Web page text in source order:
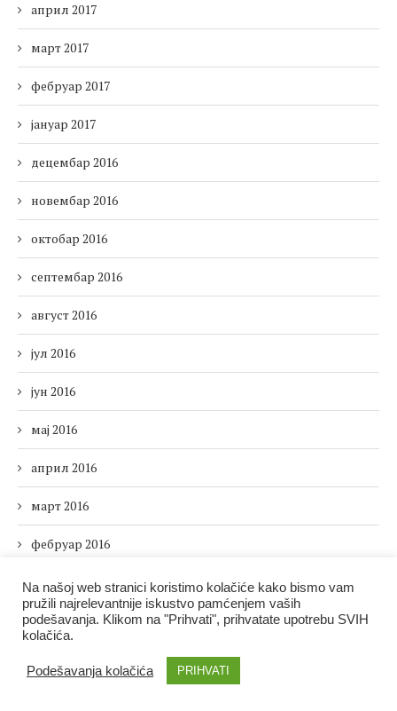
април 2017
март 2017
фебруар 2017
јануар 2017
децембар 2016
новембар 2016
октобар 2016
септембар 2016
август 2016
јул 2016
јун 2016
мај 2016
април 2016
март 2016
фебруар 2016
јануар 2016
децембар 2015
Na našoj web stranici koristimo kolačiće kako bismo vam
pružili najrelevantnije iskustvo pamćenjem vaših
podešavanja. Klikom na "Prihvati", prihvatate upotrebu SVIH
kolačića.
Podešavanja kolačića PRIHVATI